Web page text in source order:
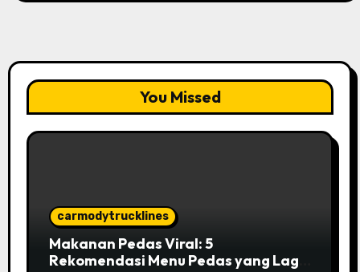
You Missed
carmodytrucklines
Makanan Pedas Viral: 5
Rekomendasi Menu Pedas yang Lagi